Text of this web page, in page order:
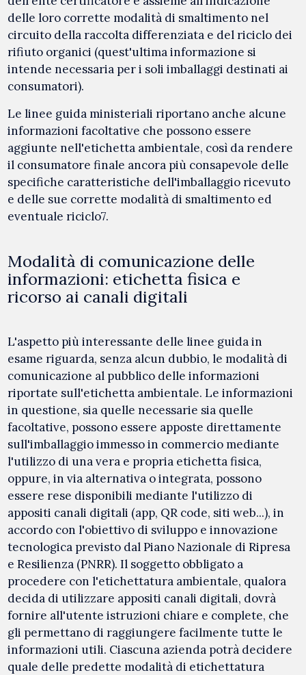
delle loro corrette modalità di smaltimento nel
circuito della raccolta differenziata e del riciclo dei
rifiuto organici (quest'ultima informazione si
intende necessaria per i soli imballaggi destinati ai
consumatori).
Le linee guida ministeriali riportano anche alcune
informazioni facoltative che possono essere
aggiunte nell'etichetta ambientale, così da rendere
il consumatore finale ancora più consapevole delle
specifiche caratteristiche dell'imballaggio ricevuto
e delle sue corrette modalità di smaltimento ed
eventuale riciclo7.
Modalità di comunicazione delle
informazioni: etichetta fisica e
ricorso ai canali digitali
L'aspetto più interessante delle linee guida in
esame riguarda, senza alcun dubbio, le modalità di
comunicazione al pubblico delle informazioni
riportate sull'etichetta ambientale. Le informazioni
in questione, sia quelle necessarie sia quelle
facoltative, possono essere apposte direttamente
sull'imballaggio immesso in commercio mediante
l'utilizzo di una vera e propria etichetta fisica,
oppure, in via alternativa o integrata, possono
essere rese disponibili mediante l'utilizzo di
appositi canali digitali (app, QR code, siti web...), in
accordo con l'obiettivo di sviluppo e innovazione
tecnologica previsto dal Piano Nazionale di Ripresa
e Resilienza (PNRR). Il soggetto obbligato a
procedere con l'etichettatura ambientale, qualora
decida di utilizzare appositi canali digitali, dovrà
fornire all'utente istruzioni chiare e complete, che
gli permettano di raggiungere facilmente tutte le
informazioni utili. Ciascuna azienda potrà decidere
quale delle predette modalità di etichettatura